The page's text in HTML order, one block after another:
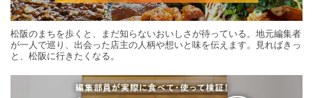
松阪のまちを歩くと、まだ知らないおいしさが待っている。地元編集者
が一人で巡り、出会った店主の人柄や想いと味を伝えます。見ればきっ
と、松阪に行きたくなる。